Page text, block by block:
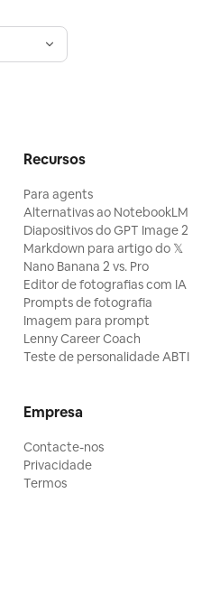
Recursos
Para agents
Alternativas ao NotebookLM
Diapositivos do GPT Image 2
Markdown para artigo do 𝕏
Nano Banana 2 vs. Pro
Editor de fotografias com IA
Prompts de fotografia
Imagem para prompt
Lenny Career Coach
Teste de personalidade ABTI
Empresa
Contacte-nos
Privacidade
Termos